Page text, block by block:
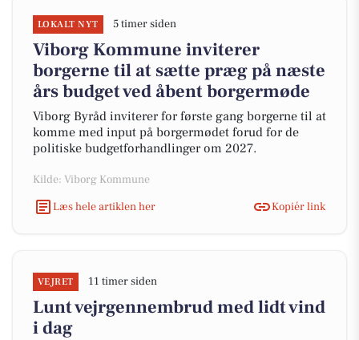
LOKALT NYT 5 timer siden
Viborg Kommune inviterer
borgerne til at sætte præg på næste
års budget ved åbent borgermøde
Viborg Byråd inviterer for første gang borgerne til at
komme med input på borgermødet forud for de
politiske budgetforhandlinger om 2027.
Kilde: Viborg Kommune
Læs hele artiklen her
Kopiér link
VEJRET 11 timer siden
Lunt vejrgennembrud med lidt vind
i dag